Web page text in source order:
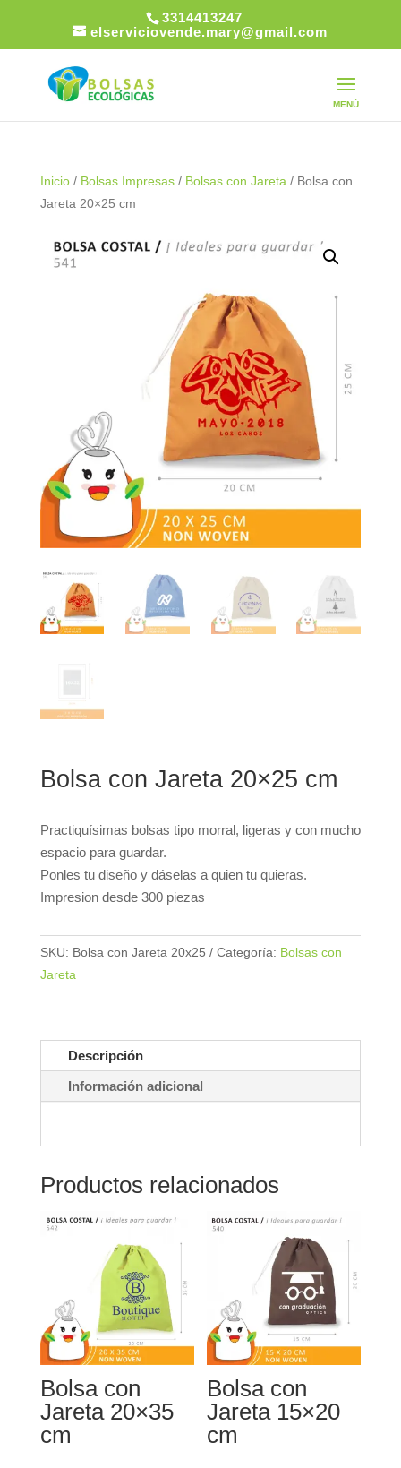
3314413247
elserviciovende.mary@gmail.com
Inicio/ Bolsas Impresas/ Bolsas con Jareta/ Bolsa con
Jareta 20×25 cm
Bolsa con Jareta 20×25 cm
Practiquísimas bolsas tipo morral, ligeras y con mucho
espacio para guardar.
Ponles tu diseño y dáselas a quien tu quieras.
Impresion desde 300 piezas
SKU: Bolsa con Jareta 20x25 Categoría: Bolsas con
Jareta
Descripción
Información adicional
Productos relacionados
Bolsa con
Jareta 20×35
cm
Bolsa con
Jareta 15×20
cm